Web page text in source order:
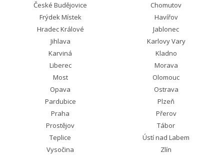
České Budějovice
Chomutov
Frýdek Místek
Havířov
Hradec Králové
Jablonec
Jihlava
Karlovy Vary
Karviná
Kladno
Liberec
Morava
Most
Olomouc
Opava
Ostrava
Pardubice
Plzeň
Praha
Přerov
Prostějov
Tábor
Teplice
Ústí nad Labem
Vysočina
Zlín